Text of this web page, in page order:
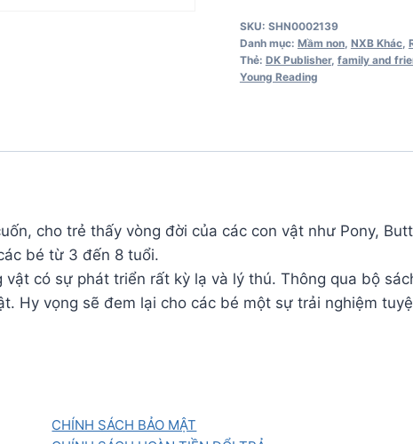
Grow
-
Chick
SKU: SHN0002139
Danh mục: Mầm non, NXB Khác,
Thẻ: DK Publisher, family and
Young Reading
cho trẻ thấy vòng đời của các con vật như Pony,
bé từ 3 đến 8 tuổi.
có sự phát triển rất kỳ lạ và lý thú. Thông qua bộ
Hy vọng sẽ đem lại cho các bé một sự trải nghiệm
CHÍNH SÁCH BẢO MẬT